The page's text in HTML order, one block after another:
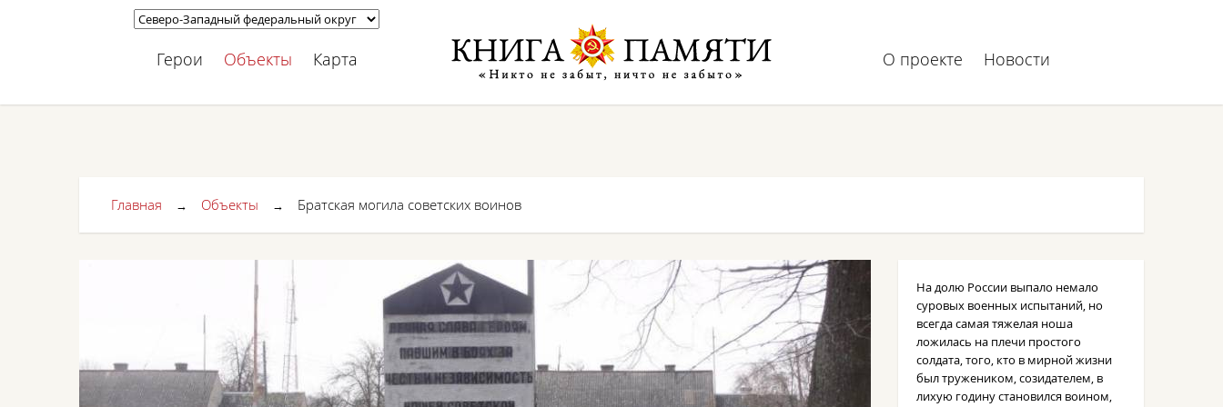
Герои Объекты Карта О проекте Новости
Главная → Объекты → Братская могила советских воинов
На долю России выпало немало
суровых военных испытаний, но
всегда самая тяжелая ноша
ложилась на плечи простого
солдата, того, кто в мирной жизни
был тружеником, созидателем, в
лихую годину становился воином,